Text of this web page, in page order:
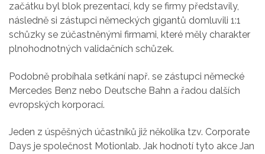
začátku byl blok prezentací, kdy se firmy představily,
následně si zástupci německých gigantů domluvili 1:1
schůzky se zúčastněnými firmami, které měly charakter
plnohodnotných validačních schůzek.
Podobně probíhala setkání např. se zástupci německé
Mercedes Benz nebo Deutsche Bahn a řadou dalších
evropských korporací.
Jeden z úspěšných účastníků již několika tzv. Corporate
Days je společnost Motionlab. Jak hodnotí tyto akce Jan